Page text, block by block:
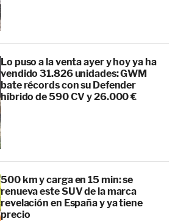
Lo puso a la venta ayer y hoy ya ha
vendido 31.826 unidades: GWM
bate récords con su Defender
híbrido de 590 CV y 26.000 €
500 km y carga en 15 min: se
renueva este SUV de la marca
revelación en España y ya tiene
precio